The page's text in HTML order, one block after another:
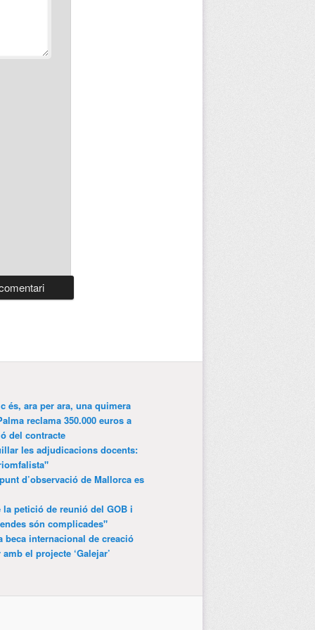
és, ara per ara, una quimera
reclama 350.000 euros a
del contracte
les adjudicacions docents:
d’observació de Mallorca es
petició de reunió del GOB i
són complicades"
beca internacional de creació
el projecte ‘Galejar’